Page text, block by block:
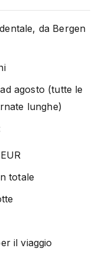
da Bergen
agosto (tutte le
lunghe)
totale
il viaggio